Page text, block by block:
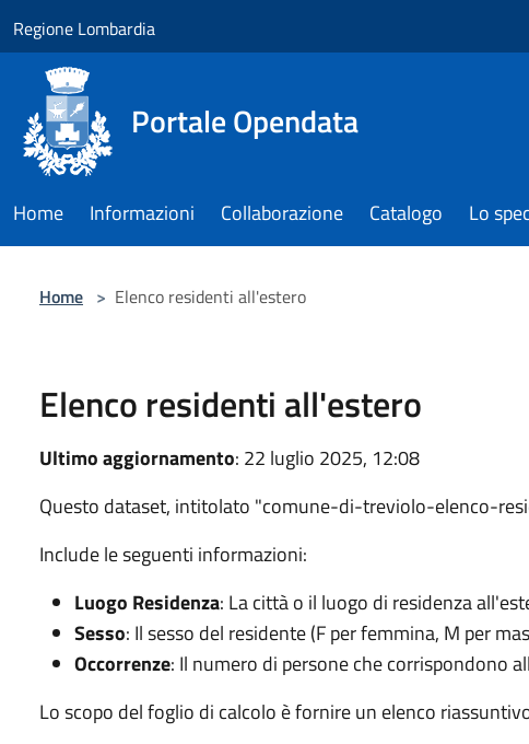
Regione Lombardia
Portale Opendata
Home Informazioni Collaborazione Catalogo Lo
Home > Elenco residenti all'estero
Elenco residenti all'estero
Ultimo aggiornamento: 22 luglio 2025, 12:08
Questo dataset, intitolato "comune-di-treviolo-elenco-
Include le seguenti informazioni:
Luogo Residenza: La città o il luogo di residenza
Sesso: Il sesso del residente (F per femmina, M per
Occorrenze: Il numero di persone che corrispondono
Lo scopo del foglio di calcolo è fornire un elenco